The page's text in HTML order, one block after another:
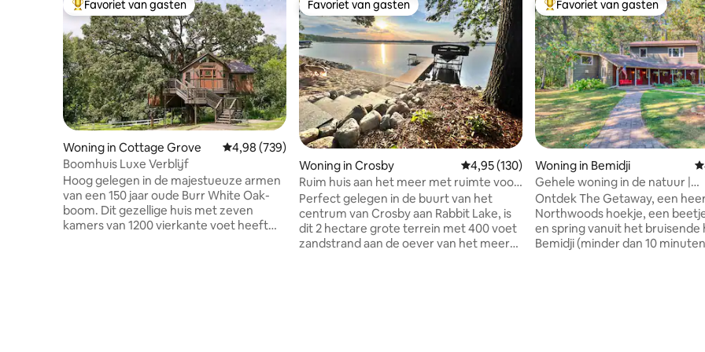
Topfavoriet van gasten
Favoriet van gasten
Woning in Cottage Grove Gemiddelde beoordeling van 4,98 op 5, 739 recensies
4,98 (739)
Boomhuis Luxe Verblijf
Hoog gelegen in de majestueuze armen
van een 150 jaar oude Burr White Oak-
boom. Dit gezellige huis met zeven
kamers van 1200 vierkante voet heeft
Favoriet van gasten
Favoriet van gasten
Woning in Crosby Gemiddelde beoordeling van 4,95 op 5, 130
4,95 (130)
Ruim huis aan het meer met ruimte voor
het hele gezin!
Perfect gelegen in de buurt van het
centrum van Crosby aan Rabbit Lake, is
dit 2 hectare grote terrein met 400 voet
zandstrand aan de oever van het meer
Topfavoriet van gasten
Favoriet van gasten
Woning in Bemidji
Gehele woning in de natuur |
Familieverblijf
Ontdek The Getaway, een
Northwoods hoekje, een
en spring vanuit het bruisende
Bemidji (minder dan 10